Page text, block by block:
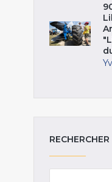
RECHERCHER